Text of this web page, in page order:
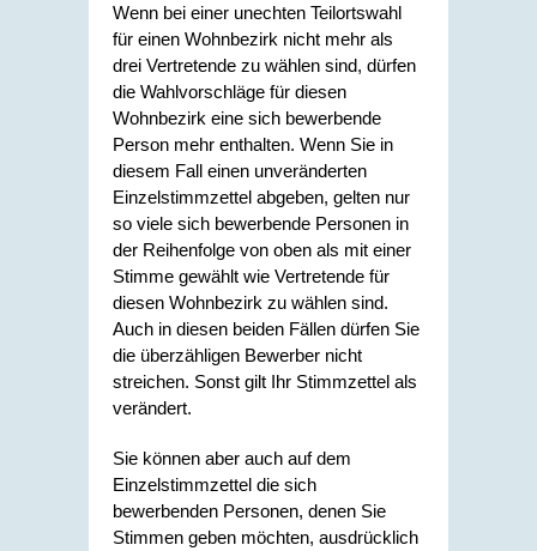
Wenn bei einer unechten Teilortswahl
für einen Wohnbezirk nicht mehr als
drei Vertretende zu wählen sind, dürfen
die Wahlvorschläge für diesen
Wohnbezirk eine sich bewerbende
Person mehr enthalten. Wenn Sie in
diesem Fall einen unveränderten
Einzelstimmzettel abgeben, gelten nur
so viele sich bewerbende Personen in
der Reihenfolge von oben als mit einer
Stimme gewählt wie Vertretende für
diesen Wohnbezirk zu wählen sind.
Auch in diesen beiden Fällen dürfen Sie
die überzähligen Bewerber nicht
streichen. Sonst gilt Ihr Stimmzettel als
verändert.
Sie können aber auch auf dem
Einzelstimmzettel die sich
bewerbenden Personen, denen Sie
Stimmen geben möchten, ausdrücklich